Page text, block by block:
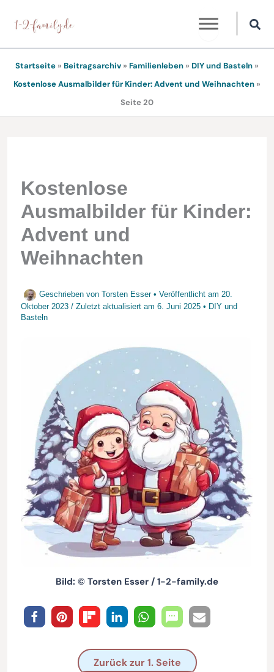
Inhalt
springen
Startseite » Beitragsarchiv » Familienleben » DIY und Basteln »
Kostenlose Ausmalbilder für Kinder: Advent und Weihnachten »
Seite 20
Kostenlose
Ausmalbilder für Kinder:
Advent und
Weihnachten
Geschrieben von Torsten Esser • Veröffentlicht am 20.
Oktober 2023 / Zuletzt aktualisiert am 6. Juni 2025• DIY und
Basteln
Bild: © Torsten Esser / 1-2-family.de
Zurück zur 1. Seite